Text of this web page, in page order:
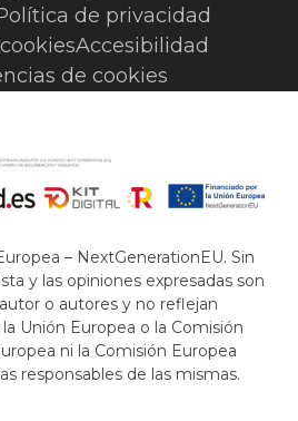
de privacidad
Accesibilidad
de cookies
– NextGenerationEU. Sin
y las opiniones expresadas son
o autores y no reflejan
Unión Europea o la Comisión
ni la Comisión Europea
responsables de las mismas.